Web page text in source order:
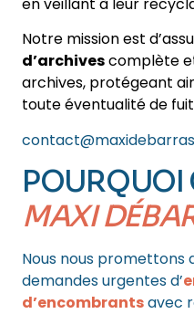
Notre mission est
d’archivescomplète
archives, protégeant
toute éventualité de
POURQUOI
MAXI
Nous nous
demandes urgentes d’
d’encombrantsavec